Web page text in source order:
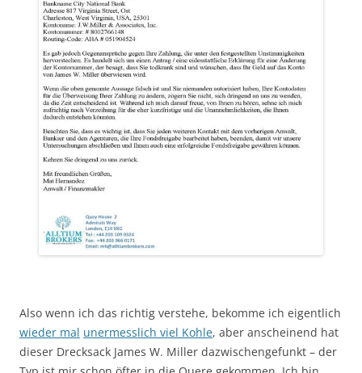
Also wenn ich das richtig verstehe, bekomme ich eigentlich
wieder mal unermesslich viel Kohle, aber anscheinend hat
dieser Drecksack James W. Miller dazwischengefunkt – der